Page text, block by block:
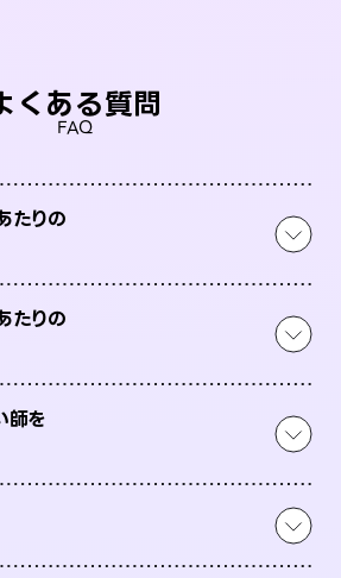
くある質問
FAQ
たりの
たりの
師を